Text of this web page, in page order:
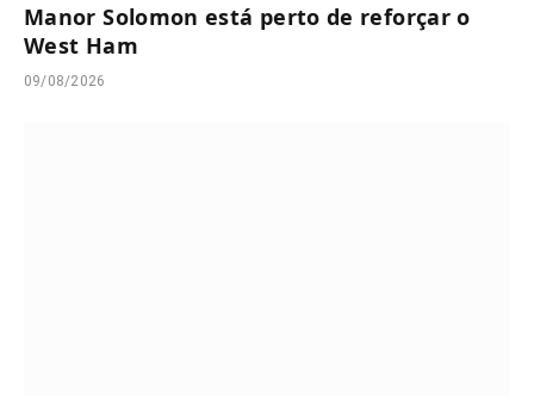
Manor Solomon está perto de reforçar o
West Ham
09/08/2026